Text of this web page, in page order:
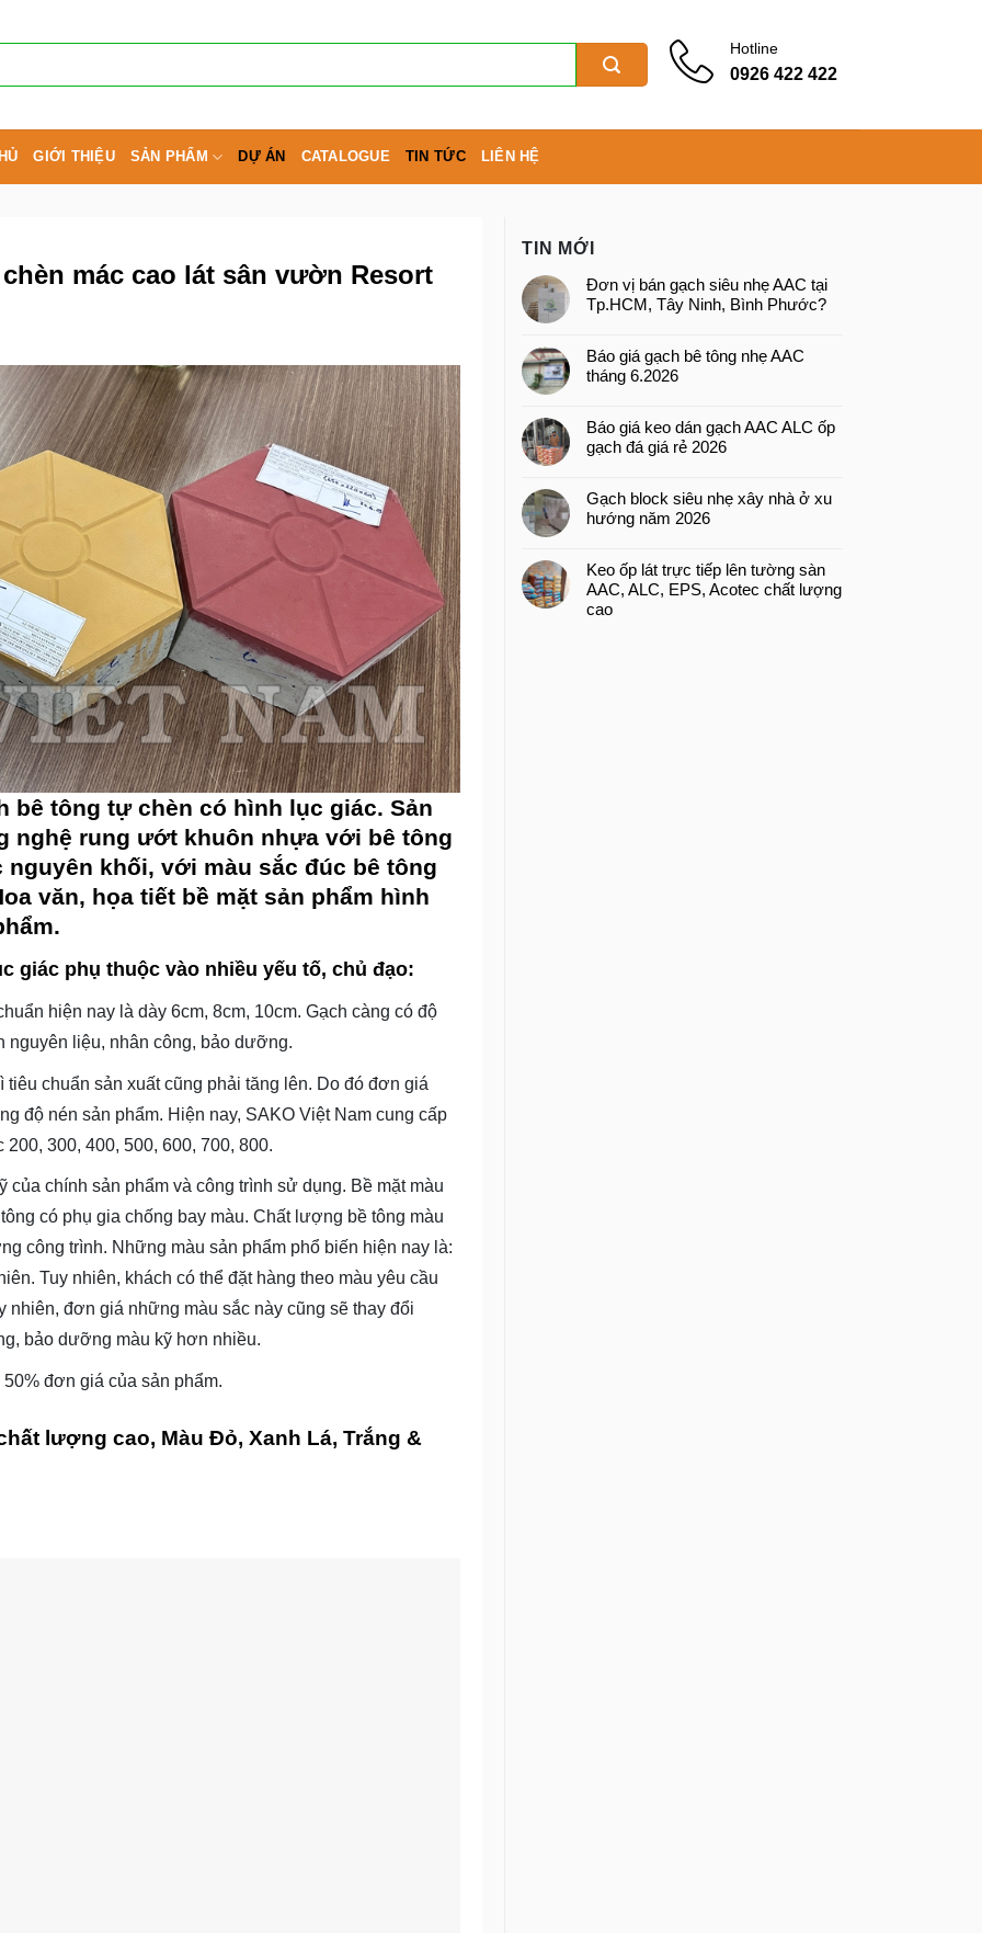
Hotline
0926 422 422
GIỚI THIỆU SẢN PHẨM DỰ ÁN CATALOGUE TIN TỨC LIÊN HỆ
mác cao lát sân vườn Resort
bê tông tự chèn có hình lục giác. Sản
nghệ rung ướt khuôn nhựa với bê tông
khối, với màu sắc đúc bê tông
văn, họa tiết bề mặt sản phẩm hình
giác phụ thuộc vào nhiều yếu tố, chủ đạo:
hiện nay là dày 6cm, 8cm, 10cm. Gạch càng có độ
nguyên liệu, nhân công, bảo dưỡng.
chuẩn sản xuất cũng phải tăng lên. Do đó đơn giá
độ nén sản phẩm. Hiện nay, SAKO Việt Nam cung cấp
300, 400, 500, 600, 700, 800.
của chính sản phẩm và công trình sử dụng. Bề mặt màu
có phụ gia chống bay màu. Chất lượng bề tông màu
công trình. Những màu sản phẩm phổ biến hiện nay là:
Tuy nhiên, khách có thể đặt hàng theo màu yêu cầu
đơn giá những màu sắc này cũng sẽ thay đổi
bảo dưỡng màu kỹ hơn nhiều.
đơn giá của sản phẩm.
lượng cao, Màu Đỏ, Xanh Lá, Trắng &
TIN MỚI
Đơn vị bán gạch siêu nhẹ AAC tại
Tp.HCM, Tây Ninh, Bình Phước?
Báo giá gạch bê tông nhẹ AAC
tháng 6.2026
Báo giá keo dán gạch AAC ALC ốp
gạch đá giá rẻ 2026
Gạch block siêu nhẹ xây nhà ở xu
hướng năm 2026
Keo ốp lát trực tiếp lên tường sàn
AAC, ALC, EPS, Acotec chất lượng
cao